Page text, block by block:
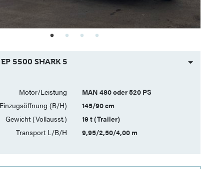
5500 SHARK 5
Motor/Leistung
MAN 480 oder 520 PS
Einzugsöffnung (B/H)
145/90 cm
Gewicht (Vollausst.)
19 t (Trailer)
Transport L/B/H
9,95/2,50/4,00 m